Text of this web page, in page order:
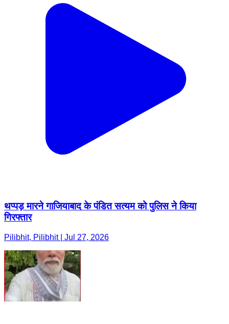
थप्पड़ मारने गाजियाबाद के पंडित सत्यम को पुलिस ने किया
गिरफ्तार
Pilibhit, Pilibhit | Jul 27, 2026